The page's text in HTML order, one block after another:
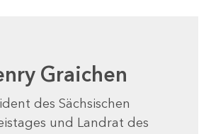
Graichen
des Sächsischen
und Landrat des